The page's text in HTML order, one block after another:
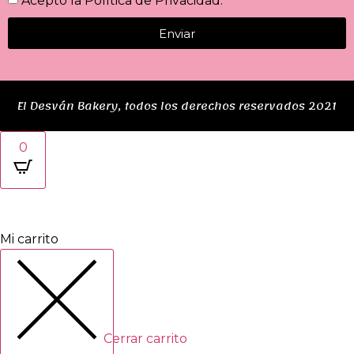
Enviar
El Desván Bakery, todos los derechos reservados 2021
0
Mi carrito
Cerrar carrito